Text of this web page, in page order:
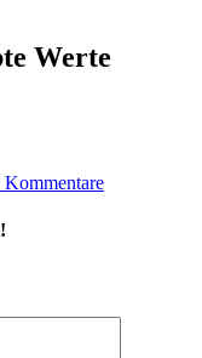
Werte
Kommentare